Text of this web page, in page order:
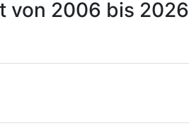
von 2006 bis 2026